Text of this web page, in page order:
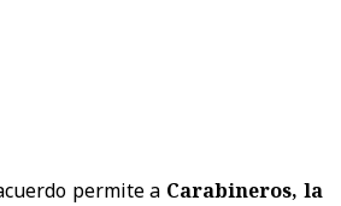
permite a Carabineros, la